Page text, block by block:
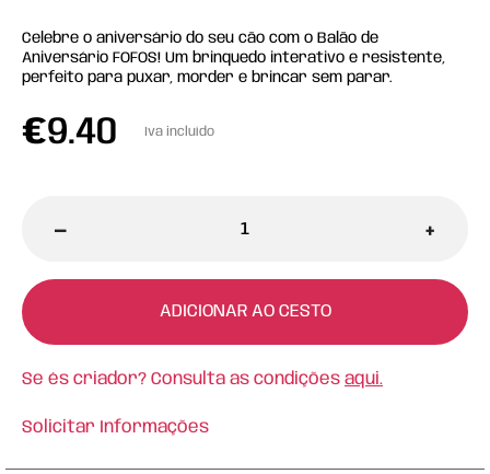
Celebre o aniversário do seu cão com o Balão de
Aniversário FOFOS! Um brinquedo interativo e resistente,
perfeito para puxar, morder e brincar sem parar.
€9.40 Iva incluído
- +
ADICIONAR AO CESTO
Se és criador? Consulta as condições aqui.
Solicitar Informações